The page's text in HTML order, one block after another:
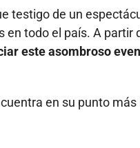
testigo de un
todo el país. A partir
este asombroso
en su punto más